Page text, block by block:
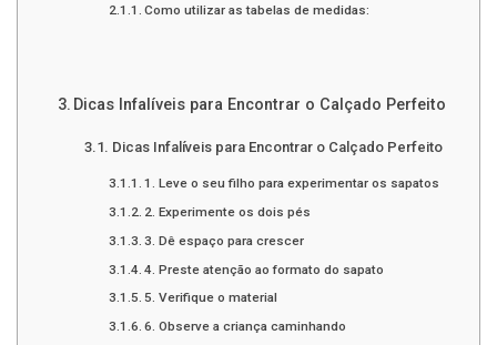
Como utilizar as tabelas de medidas:
Dicas Infalíveis para Encontrar o Calçado Perfeito
Dicas Infalíveis para Encontrar o Calçado Perfeito
1. Leve o seu filho para experimentar os sapatos
2. Experimente os dois pés
3. Dê espaço para crescer
4. Preste atenção ao formato do sapato
5. Verifique o material
6. Observe a criança caminhando